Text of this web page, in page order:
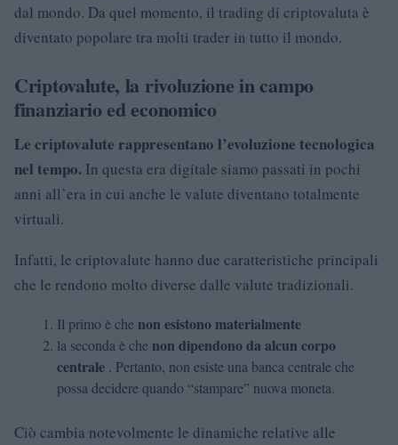
dal mondo. Da quel momento, il trading di criptovaluta è
diventato popolare tra molti trader in tutto il mondo.
Criptovalute, la rivoluzione in campo
finanziario ed economico
Le criptovalute rappresentano l’evoluzione tecnologica
nel tempo. In questa era digitale siamo passati in pochi
anni all’era in cui anche le valute diventano totalmente
virtuali.
Infatti, le criptovalute hanno due caratteristiche principali
che le rendono molto diverse dalle valute tradizionali.
Il primo è che non esistono materialmente
la seconda è che non dipendono da alcun corpo
centrale . Pertanto, non esiste una banca centrale che
possa decidere quando “stampare” nuova moneta.
Ciò cambia notevolmente le dinamiche relative alle